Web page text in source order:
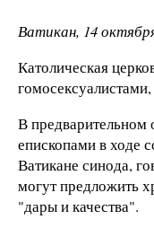
Ватикан, 14
Католическая
В предварительном
епископами в ходе
Ватикане синода,
могут предложить
"дары и качества".